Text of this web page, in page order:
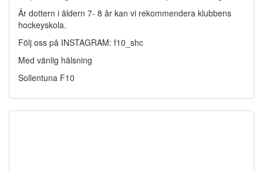
Är dottern i åldern 7- 8 år kan vi rekommendera klubbens
hockeyskola.
Följ oss på INSTAGRAM: f10_shc
Med vänlig hälsning
Sollentuna F10